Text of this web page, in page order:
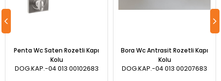
Penta Wc Saten Rozetli Kapı
Kolu
DOG.KAP.-04 013 00102683
Bora Wc Antrasit Rozetli Kapı
Kolu
DOG.KAP.-04 013 00207683